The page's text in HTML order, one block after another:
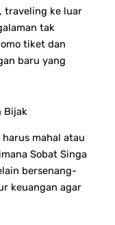
traveling ke luar
tak
tiket dan
baru yang
Bijak
mahal atau
Sobat Singa
bersenang-
keuangan agar